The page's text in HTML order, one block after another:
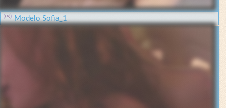
Modelo Sofia_1